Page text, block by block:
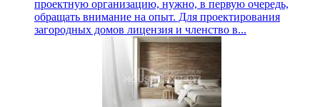
проектную организацию, нужно, в первую очередь,
обращать внимание на опыт. Для проектирования
загородных домов лицензия и членство в...